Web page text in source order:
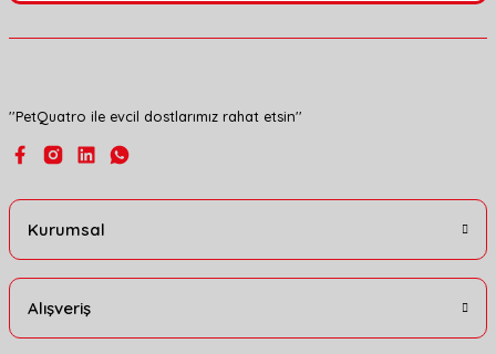
''PetQuatro ile evcil dostlarımız rahat etsin''
Kurumsal
Alışveriş